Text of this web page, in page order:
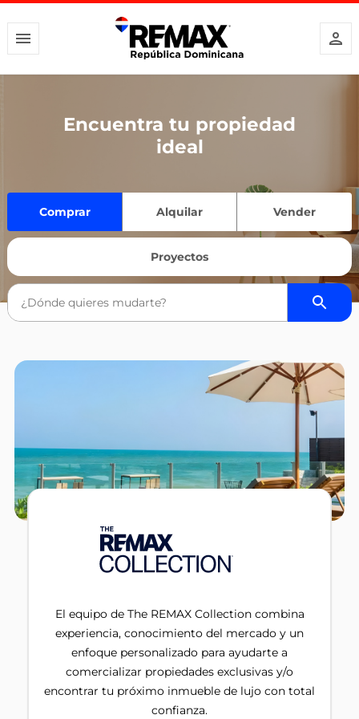
Encuentra tu propiedad
ideal
Comprar Alquilar Vender
Proyectos
El equipo de The REMAX Collection combina
experiencia, conocimiento del mercado y un
enfoque personalizado para ayudarte a
comercializar propiedades exclusivas y/o
encontrar tu próximo inmueble de lujo con total
confianza.